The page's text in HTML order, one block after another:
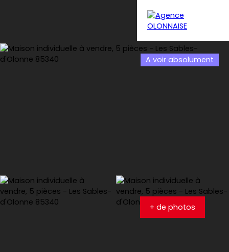
A voir absolument
+ de photos